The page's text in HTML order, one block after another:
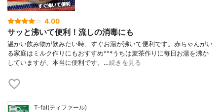
4.00
サッと沸いて便利！流しの消毒にも
温かい飲み物が飲みたい時、すぐお湯が沸いて便利です。赤ちゃんがい
る家庭はミルク作りにもおすすめ^^*うちは麦茶作りに毎日お湯を沸か
していますが、本当に便利です。…続きを見る
T-fal(ティファール)